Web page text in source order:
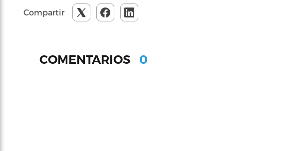
Compartir
COMENTARIOS 0